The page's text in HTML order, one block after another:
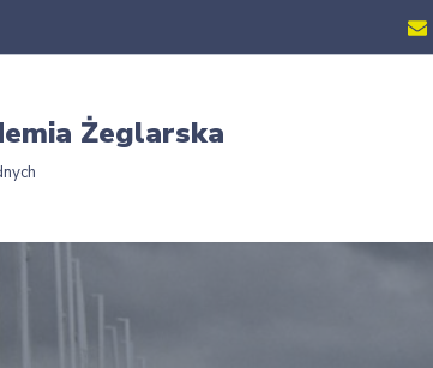
Żeglarska